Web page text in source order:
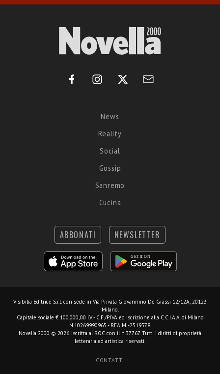
News
Reality
Social
Gossip
Sanremo
Cucina
ABBONATI NEWSLETTER
Visibilia Editrice S.r.l. con sede in Via Privata Giovannino De Grassi 12/12A, 20123
Milano.
Capitale sociale € 100.000,00 I.V. - C.F./P.IVA ed iscrizione alla C.C.I.A.A. di Milano
N.10269990965 - REA MI-2519578.
Novella 2000 © 2026. Iscritta al ROC con il n.37767. Tutti i diritti di proprietà
letteraria ed artistica riservati.
CONTATTI